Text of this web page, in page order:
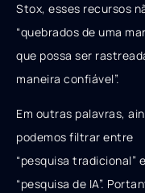
Stox, esses recursos
“quebrados de uma
que possa ser
maneira confiável”.
Em outras palavras,
podemos filtrar entre
“pesquisa tradicional” e
“pesquisa de IA”.